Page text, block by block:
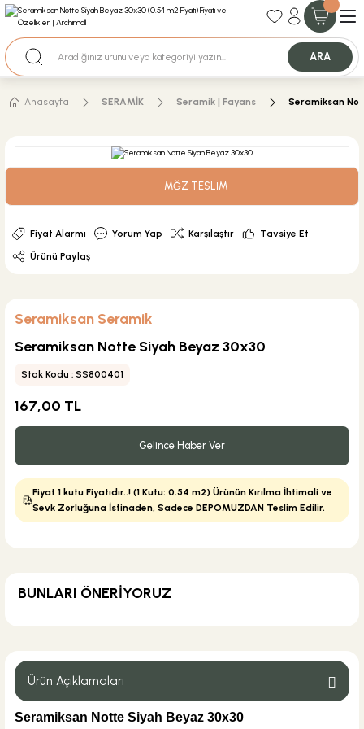
35+ Yıllık Tecrübe
Nakit Ödemeli Özel Fiyatlar için Bizden Teklif Alabilirsiniz.
ARA
Anasayfa SERAMİK Seramik | Fayans Seramiksan
MĞZ TESLİM
Fiyat Alarmı Yorum Yap Karşılaştır
Tavsiye Et
Ürünü Paylaş
Seramiksan Seramik
Seramiksan Notte Siyah Beyaz 30x30
Stok Kodu : SS800401
167,00 TL
Gelince Haber Ver
Fiyat 1 kutu Fiyatıdır..! (1 Kutu: 0.54 m2) Ürünün Kırılma İhtimali ve
Sevk Zorluğuna İstinaden, Sadece DEPOMUZDAN Teslim Edilir.
BUNLARI ÖNERİYORUZ
Ürün Açıklamaları
Seramiksan Notte Siyah Beyaz 30x30